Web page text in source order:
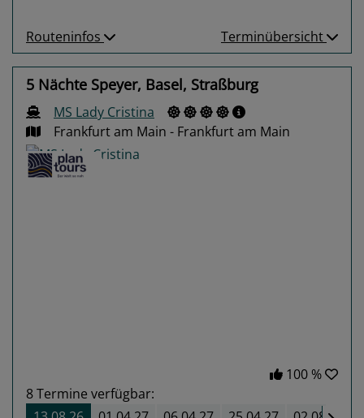
Routeninfos Terminübersicht
5 Nächte Speyer, Basel, Straßburg
MS Lady Cristina
Frankfurt am Main - Frankfurt am Main
100 %
8Termine verfügbar: